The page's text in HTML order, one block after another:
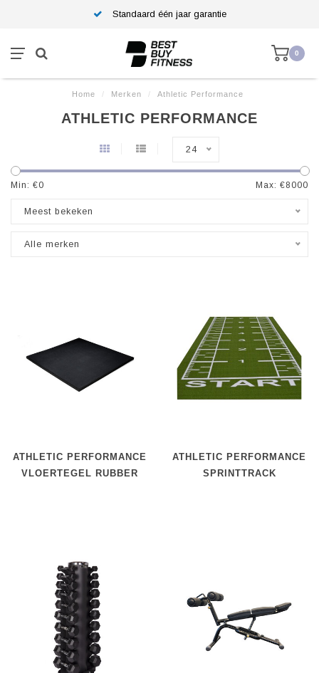
Standaard één jaar garantie
0
Home / Merken / Athletic Performance
ATHLETIC PERFORMANCE
24
Min: €0 Max: €8000
Meest bekeken
Alle merken
ATHLETIC PERFORMANCE
VLOERTEGEL RUBBER
ATHLETIC PERFORMANCE
SPRINTTRACK